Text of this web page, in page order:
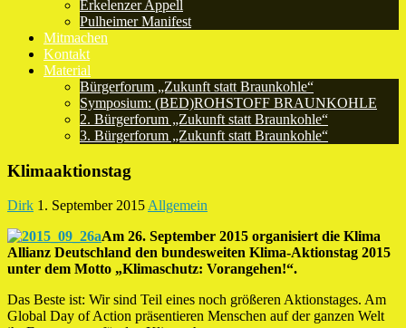
Erkelenzer Appell
Pulheimer Manifest
Mitmachen
Kontakt
Material
Bürgerforum „Zukunft statt Braunkohle“
Symposium: (BED)ROHSTOFF BRAUNKOHLE
2. Bürgerforum „Zukunft statt Braunkohle“
3. Bürgerforum „Zukunft statt Braunkohle“
Klimaaktionstag
Dirk 1. September 2015Allgemein
Am 26. September 2015 organisiert die Klima
Allianz Deutschland den bundesweiten Klima-Aktionstag 2015
unter dem Motto „Klimaschutz: Vorangehen!“.
Das Beste ist: Wir sind Teil eines noch größeren Aktionstages. Am
Global Day of Action präsentieren Menschen auf der ganzen Welt